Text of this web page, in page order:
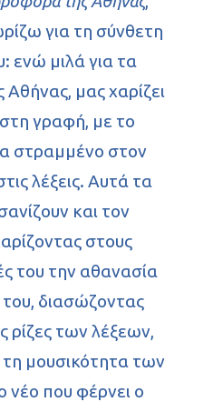
για τη σύνθετη
ενώ μιλά για τα
μας χαρίζει
γραφή, με το
στραμμένο στον
λέξεις. Αυτά τα
και τον
στους
του την αθανασία
διασώζοντας
ρίζες των λέξεων,
τη μουσικότητα των
νέο που φέρνει ο